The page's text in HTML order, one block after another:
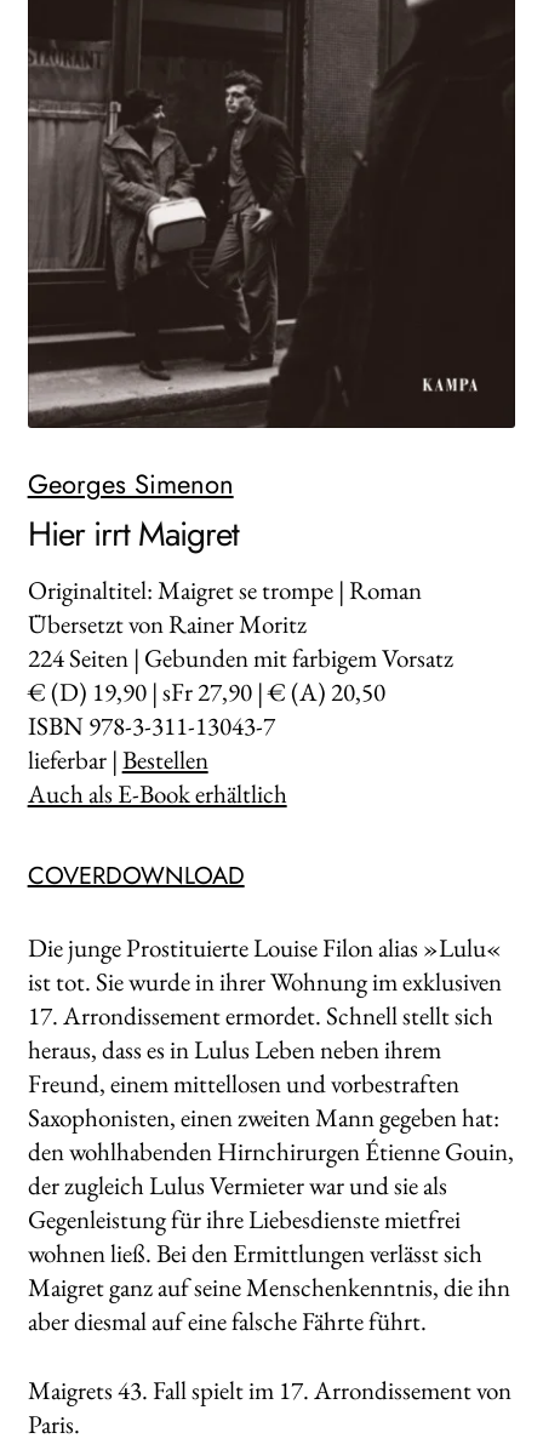
WEITERE VERLAGE
Search:
Georges Simenon
Hier irrt Maigret
Originaltitel: Maigret se trompe | Roman
Übersetzt von Rainer Moritz
224Seiten | Gebunden mit farbigem Vorsatz
€ (D) 19,90 | sFr 27,90 | € (A) 20,50
ISBN 978-3-311-13043-7
lieferbar |Bestellen
Auch als E-Book erhältlich
COVERDOWNLOAD
Die junge Prostituierte Louise Filon alias »Lulu«
ist tot. Sie wurde in ihrer Wohnung im exklusiven
17. Arrondissement ermordet. Schnell stellt sich
heraus, dass es in Lulus Leben neben ihrem
Freund, einem mittellosen und vorbestraften
Saxophonisten, einen zweiten Mann gegeben hat:
den wohlhabenden Hirnchirurgen Étienne Gouin,
der zugleich Lulus Vermieter war und sie als
Gegenleistung für ihre Liebesdienste mietfrei
wohnen ließ. Bei den Ermittlungen verlässt sich
Maigret ganz auf seine Menschenkenntnis, die ihn
aber diesmal auf eine falsche Fährte führt.
Maigrets 43. Fall spielt im 17. Arrondissement von
Paris.